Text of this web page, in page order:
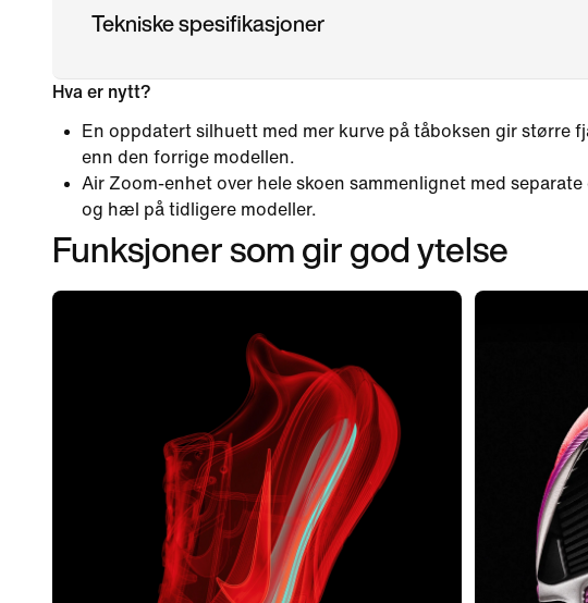
Tekniske spesifikasjoner
Hva er nytt?
En oppdatert silhuett med mer kurve på tåboksen gir større
enn den forrige modellen.
Air Zoom-enhet over hele skoen sammenlignet med
og hæl på tidligere modeller.
Funksjoner som gir god ytelse